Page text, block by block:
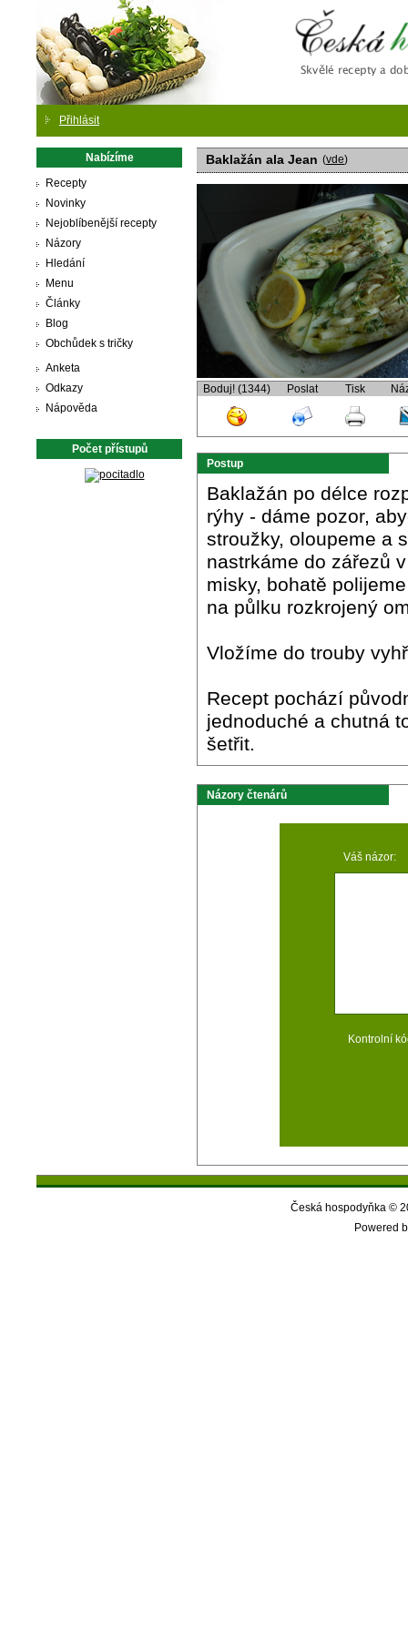
Přihlásit
Nabízíme
Recepty
Novinky
Nejoblíbenější recepty
Názory
Hledání
Menu
Články
Blog
Obchůdek s tričky
Anketa
Odkazy
Nápověda
Počet přístupů
Baklažán ala Jean (vde)
Boduj! (1344) Poslat Tisk
Postup
Baklažán po délce
rýhy - dáme pozor,
stroužky, oloupeme a
nastrkáme do zářezů
misky, bohatě
na půlku rozkrojený
Vložíme do trouby
Recept pochází
jednoduché a chutná
šetřit.
Názory čtenárů
Váš názor:
Kontrolní
Česká hospodyňka ©
Powered